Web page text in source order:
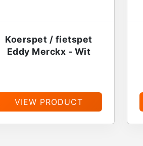
Koerspet / fietspet
Eddy Merckx - Wit
VIEW PRODUCT